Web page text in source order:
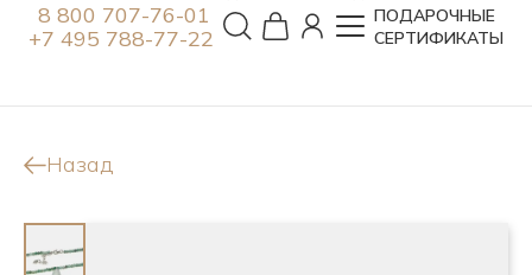
8 800 707-76-01
+7 495 788-77-22
ПОДАРОЧНЫЕ
СЕРТИФИКАТЫ
Назад